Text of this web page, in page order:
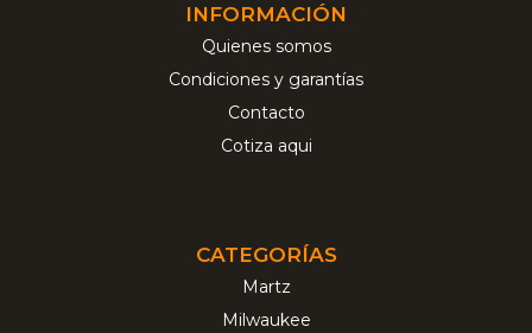
INFORMACIÓN
Quienes somos
Condiciones y garantías
Contacto
Cotiza aqui
CATEGORÍAS
Martz
Milwaukee